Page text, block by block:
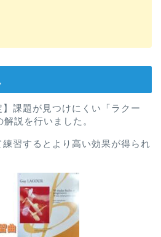
】課題が見つけにくい「ラクー
説を行いました。
習するとより高い効果が得られ